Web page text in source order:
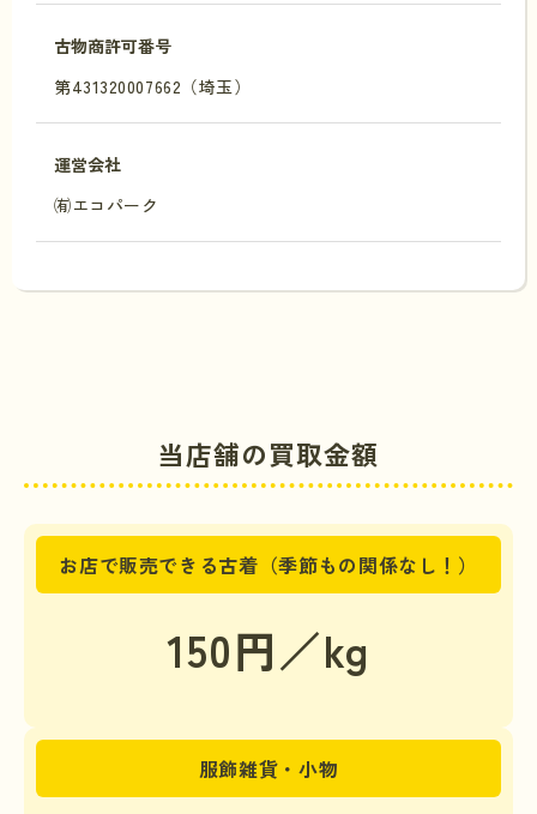
古物商許可番号
第431320007662（埼玉）
運営会社
㈲エコパーク
当店舗の買取金額
お店で販売できる古着（季節もの関係なし！）
150円／kg
服飾雑貨・小物